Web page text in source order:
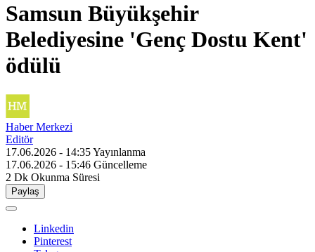
Samsun Büyükşehir
Belediyesine 'Genç Dostu Kent'
ödülü
Haber Merkezi
Editör
17.06.2026 - 14:35Yayınlanma
17.06.2026 - 15:46 Güncelleme
2 Dk Okunma Süresi
Paylaş
Linkedin
Pinterest